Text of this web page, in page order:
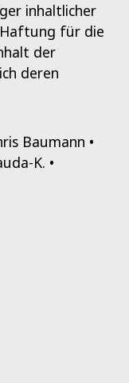
inhaltlicher
für die
der
deren
Baumann •
K. •